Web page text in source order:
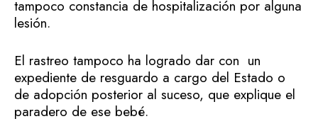
tampoco constancia de hospitalización por alguna
lesión.
El rastreo tampoco ha logrado dar con un
expediente de resguardo a cargo del Estado o
de adopción posterior al suceso, que explique el
paradero de ese bebé.